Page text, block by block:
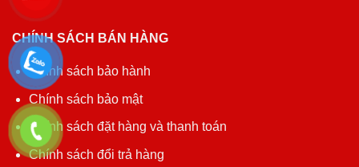
CHÍNH SÁCH BÁN HÀNG
Chính sách bảo hành
Chính sách bảo mật
Chính sách đặt hàng và thanh toán
Chính sách đổi trả hàng